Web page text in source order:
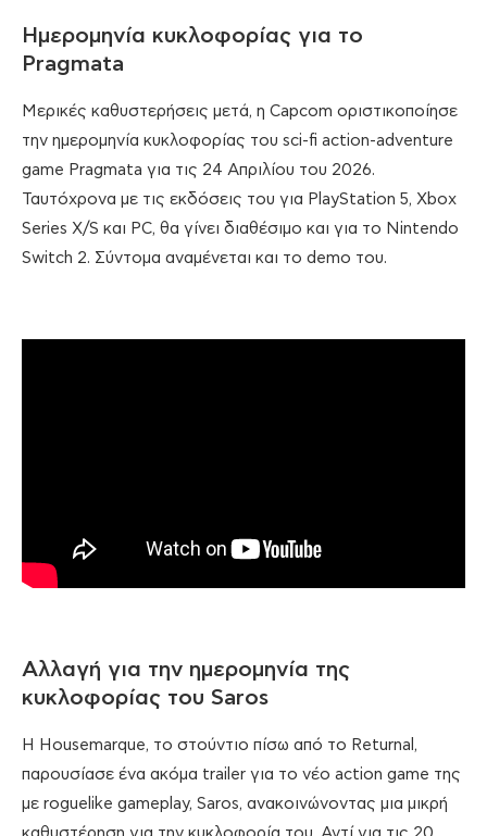
Ημερομηνία κυκλοφορίας για το
Pragmata
Μερικές καθυστερήσεις μετά, η Capcom οριστικοποίησε
την ημερομηνία κυκλοφορίας του sci-fi action-adventure
game Pragmata για τις 24 Απριλίου του 2026.
Ταυτόχρονα με τις εκδόσεις του για PlayStation 5, Xbox
Series X/S και PC, θα γίνει διαθέσιμο και για το Nintendo
Switch 2. Σύντομα αναμένεται και το demo του.
Αλλαγή για την ημερομηνία της
κυκλοφορίας του Saros
Η Housemarque, το στούντιο πίσω από το Returnal,
παρουσίασε ένα ακόμα trailer για το νέο action game της
με roguelike gameplay, Saros, ανακοινώνοντας μια μικρή